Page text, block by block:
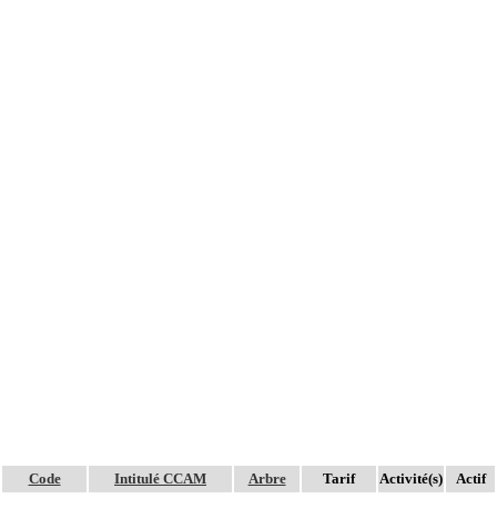
Code Intitulé CCAM Arbre Tarif Activité(s) Actif